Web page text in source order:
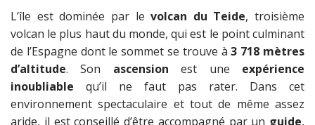
L’île est dominée par levolcan du Teide, troisième
volcan le plus haut du monde, qui est le point culminant
de l’Espagne dont le sommet se trouve à3 718 mètres
d’altitude. Son ascension est une expérience
inoubliable qu’il ne faut pas rater. Dans cet
environnement spectaculaire et tout de même assez
aride, il est conseillé d’être accompagné par un guide,